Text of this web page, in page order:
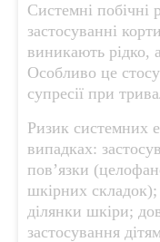
Системні побічні
застосуванні
виникають рідко,
Особливо це
супресії при
Ризик системних
випадках:
пов’язки
шкірних складок);
ділянки шкіри;
застосування